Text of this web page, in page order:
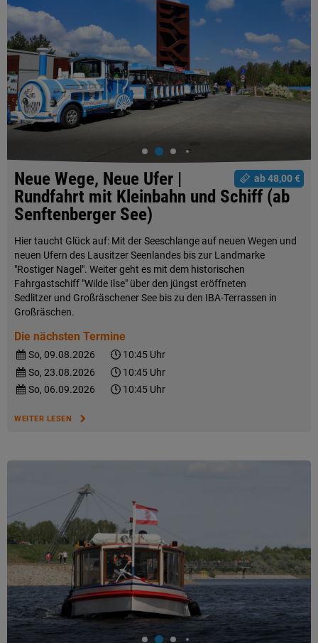
ab 48,00 €
Neue Wege, Neue Ufer |
Rundfahrt mit Kleinbahn und Schiff (ab
Senftenberger See)
Hier taucht Glück auf: Mit der Seeschlange auf neuen Wegen und
neuen Ufern des Lausitzer Seenlandes bis zur Landmarke
"Rostiger Nagel". Weiter geht es mit dem historischen
Fahrgastschiff "Wilde Ilse" über den jüngst eröffneten
Sedlitzer und Großräschener See bis zu den IBA-Terrassen in
Großräschen.
Die nächsten Termine
So, 09.08.2026
10:45 Uhr
So, 23.08.2026
10:45 Uhr
So, 06.09.2026
10:45 Uhr
WEITER LESEN